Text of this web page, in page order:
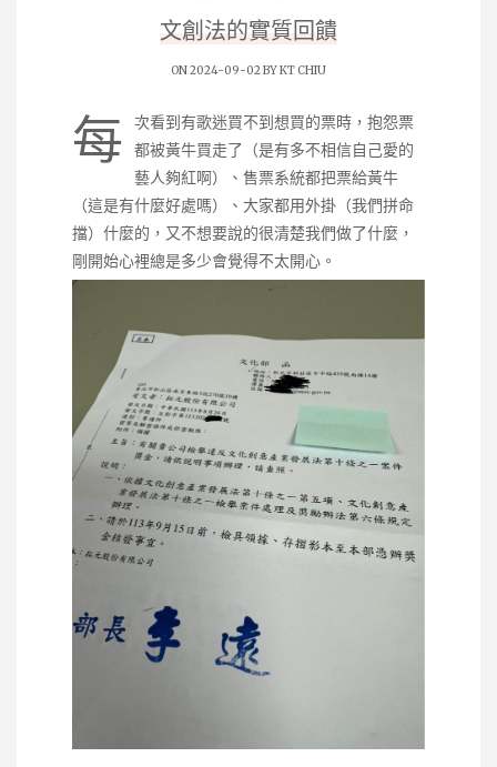
文創法的實質回饋
ON 2024-09-02 BYKT CHIU
每
次看到有歌迷買不到想買的票時，抱怨票
都被黃牛買走了（是有多不相信自己愛的
藝人夠紅啊）、售票系統都把票給黃牛
（這是有什麼好處嗎）、大家都用外掛（我們拼命
擋）什麼的，又不想要說的很清楚我們做了什麼，
剛開始心裡總是多少會覺得不太開心。